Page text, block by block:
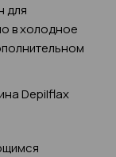
для
в холодное
Depilflax